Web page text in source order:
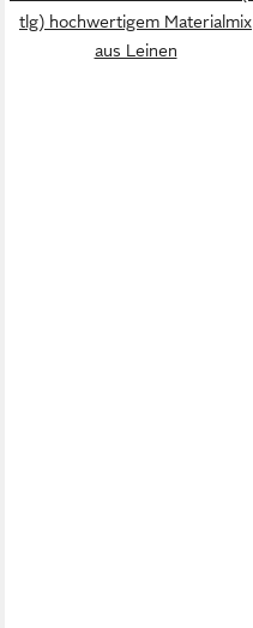
tlg) hochwertigem Materialmix
aus Leinen